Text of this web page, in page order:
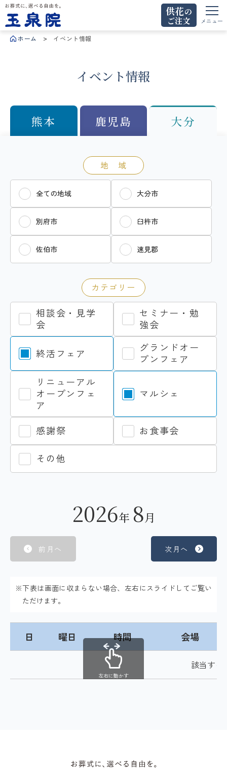
お葬式に、選べる自由を。玉泉院
供花の
ご注文
メニュー
ホーム イベント情報
イベント情報
熊本 鹿児島 大分
地 域
全ての地域 大分市
別府市 臼杵市
佐伯市 速見郡
カテゴリー
相談会・見学
会
セミナー・勉
強会
終活フェア
グランドオー
プンフェア
リニューアル
オープンフェ
ア
マルシェ
感謝祭 お食事会
その他
2026年 8月
前月へ 次月へ
※下表は画面に収まらない場合、左右にスライドしてご覧い
ただけます。
日 曜日 時間 会場
該当する
左右に動かす